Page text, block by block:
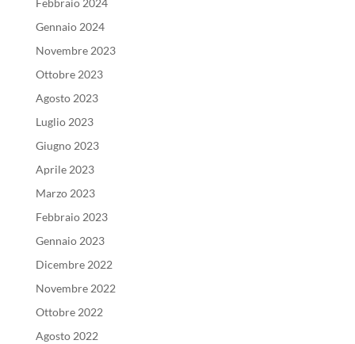
Febbraio 2024
Gennaio 2024
Novembre 2023
Ottobre 2023
Agosto 2023
Luglio 2023
Giugno 2023
Aprile 2023
Marzo 2023
Febbraio 2023
Gennaio 2023
Dicembre 2022
Novembre 2022
Ottobre 2022
Agosto 2022